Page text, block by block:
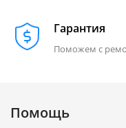
Гарантия
Поможем с
Помощь